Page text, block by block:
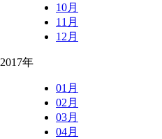
10月
11月
12月
2017年
01月
02月
03月
04月